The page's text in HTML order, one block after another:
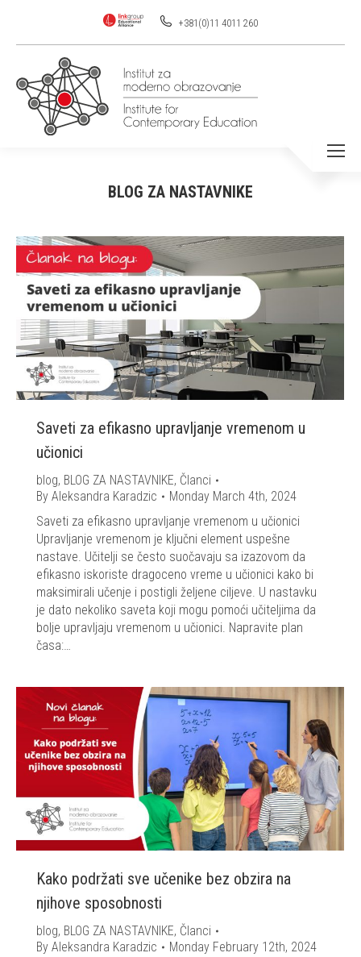
+381(0)11 4011 260
BLOG ZA NASTAVNIKE
Saveti za efikasno upravljanje vremenom u
učionici
blog, BLOG ZA NASTAVNIKE, Članci
By Aleksandra Karadzic
Monday March 4th, 2024
Saveti za efikasno upravljanje vremenom u učionici
Upravljanje vremenom je ključni element uspešne
nastave. Učitelji se često suočavaju sa izazovom da
efikasno iskoriste dragoceno vreme u učionici kako bi
maksimirali učenje i postigli željene ciljeve. U nastavku
je dato nekoliko saveta koji mogu pomoći učiteljima da
bolje upravljaju vremenom u učionici. Napravite plan
časa:…
Kako podržati sve učenike bez obzira na
njihove sposobnosti
blog, BLOG ZA NASTAVNIKE, Članci
By Aleksandra Karadzic
Monday February 12th, 2024